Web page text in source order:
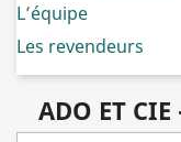
L’équipe
Les revendeurs
ADO ET